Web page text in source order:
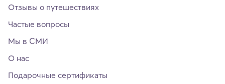
Отзывы о путешествиях
Частые вопросы
Мы в СМИ
О нас
Подарочные сертификаты